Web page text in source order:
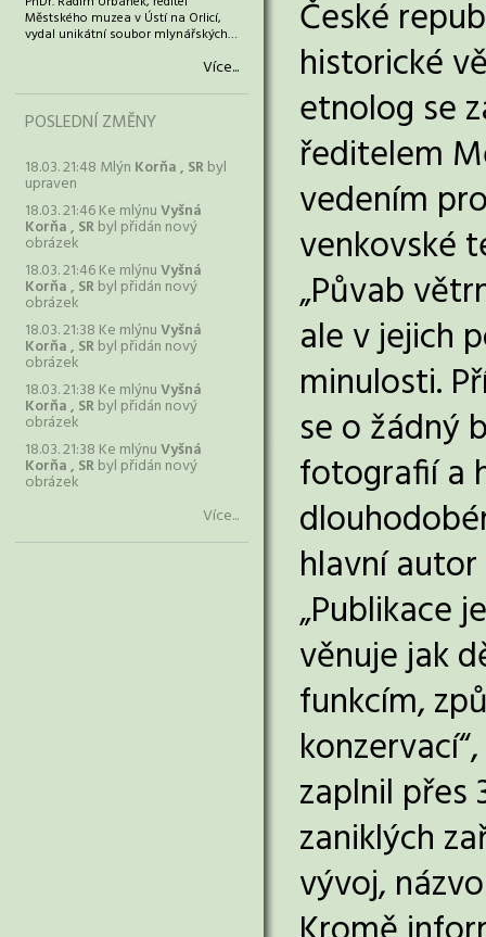
Městského muzea v Ústí na Orlicí,
vydal unikátní soubor mlynářských…
Více...
POSLEDNÍ ZMĚNY
18.03. 21:48 Mlýn Korňa , SRbyl
upraven
18.03. 21:46 Ke mlýnuVyšná
Korňa , SRbyl přidán nový
obrázek
18.03. 21:46 Ke mlýnuVyšná
Korňa , SRbyl přidán nový
obrázek
18.03. 21:38 Ke mlýnuVyšná
Korňa , SRbyl přidán nový
obrázek
18.03. 21:38 Ke mlýnuVyšná
Korňa , SRbyl přidán nový
obrázek
18.03. 21:38 Ke mlýnuVyšná
Korňa , SRbyl přidán nový
obrázek
Více...
České
historické
etnolog se
ředitelem
vedením
venkovské
„Půvab
ale v jejich
minulosti.
se o žádný
fotografií a
hlavní autor
„Publikace
věnuje jak
funkcím,
zaplnil přes
zaniklých
vývoj,